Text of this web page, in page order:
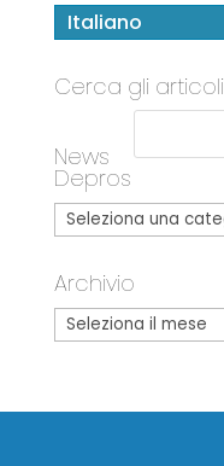
Italiano
Cerca gli articoli
News
Depros
Archivio